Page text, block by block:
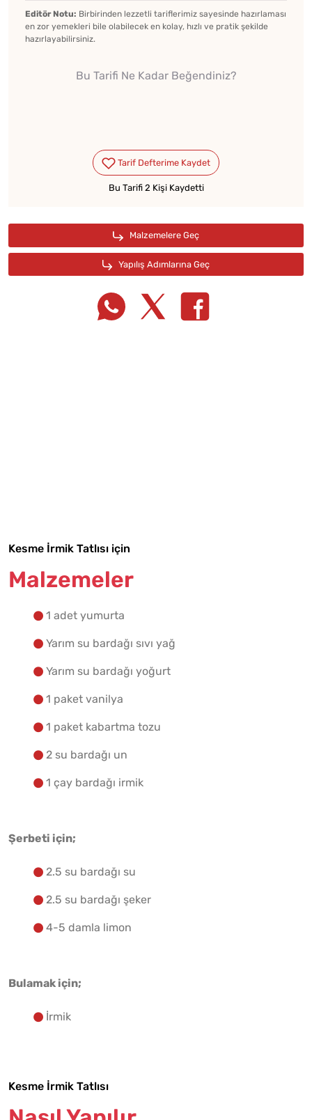
Editör Notu: Birbirinden lezzetli tariflerimiz sayesinde hazırlaması
en zor yemekleri bile olabilecek en kolay, hızlı ve pratik şekilde
hazırlayabilirsiniz.
Bu Tarifi Ne Kadar Beğendiniz?
Bu Tarifi 2 Kişi Kaydetti
Kesme İrmik Tatlısı için
Malzemeler
1 adet yumurta
Yarım su bardağı sıvı yağ
Yarım su bardağı yoğurt
1 paket vanilya
1 paket kabartma tozu
2 su bardağı un
1 çay bardağı irmik
Şerbeti için;
2.5 su bardağı su
2.5 su bardağı şeker
4-5 damla limon
Bulamak için;
İrmik
Kesme İrmik Tatlısı